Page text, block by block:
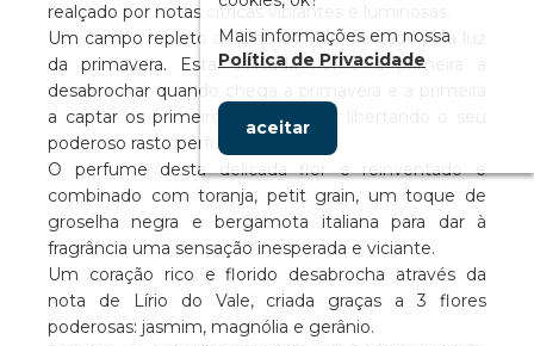
realçado por notas cítricas vibrantes e luminosas.
Um campo repleto de Lírio do Vale, cercado pela luz
da primavera. Esta delicada flor é a primeira a
desabrochar quando chega a primavera e a primeira
a captar os primeiros raios de sol, libertando o seu
poderoso rasto perfumado.
O perfume desta delicada flor é reinventado e
combinado com toranja, petit grain, um toque de
groselha negra e bergamota italiana para dar à
fragrância uma sensação inesperada e viciante.
Um coração rico e florido desabrocha através da
nota de Lírio do Vale, criada graças a 3 flores
poderosas: jasmim, magnólia e gerânio.
Mais informações em nossa
Política de Privacidade
aceitar